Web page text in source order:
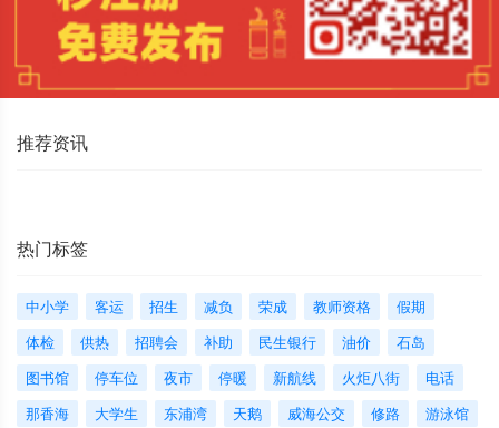
推荐资讯
热门标签
中小学 客运 招生 减负 荣成 教师资格
假期
体检
供热 招聘会 补助 民生银行 油价
石岛
图书馆
停车位 夜市 停暖 新航线 火炬八街
电话
那香海
大学生 东浦湾 天鹅 威海公交 修路 游泳馆